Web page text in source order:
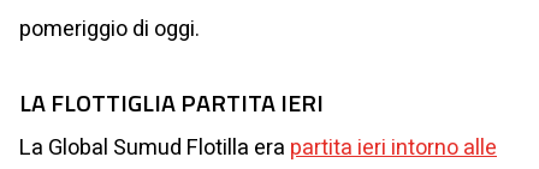
pomeriggio di oggi.
LA FLOTTIGLIA PARTITA IERI
La Global Sumud Flotilla era partita ieri intorno alle